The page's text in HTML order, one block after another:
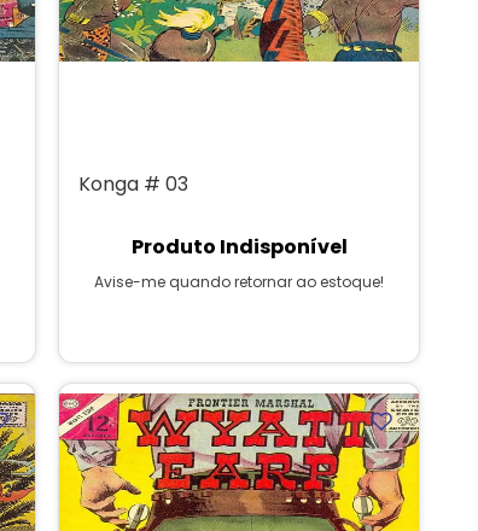
Konga # 03
Produto Indisponível
Avise-me quando retornar ao estoque!